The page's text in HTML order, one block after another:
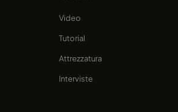
Video
Tutorial
Attrezzatura
Interviste